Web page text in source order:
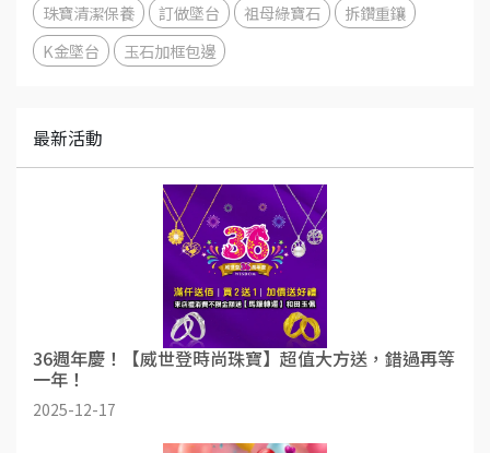
珠寶清潔保養
訂做墜台 祖母綠寶石
拆鑽重鑲
K金墜台
玉石加框包邊
最新活動
36週年慶！【威世登時尚珠寶】超值大方送，錯過再等
一年！
2025-12-17